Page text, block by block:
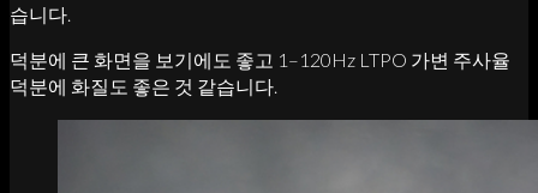
습니다.
덕분에 큰 화면을 보기에도 좋고 1–120Hz LTPO 가변 주사율
덕분에 화질도 좋은 것 같습니다.